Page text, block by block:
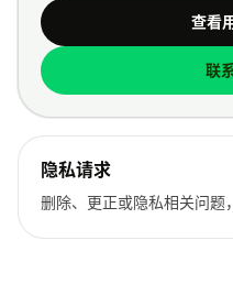
查看
联
隐私请求
删除、更正或隐私相关问题